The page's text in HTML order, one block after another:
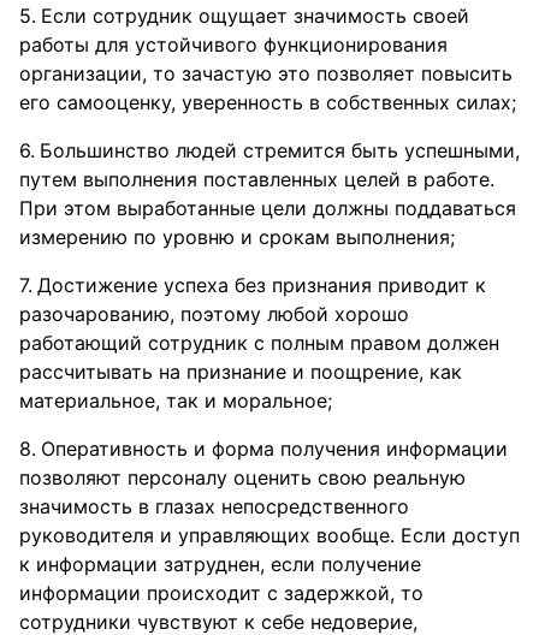
Если сотрудник ощущает значимость своей
работы для устойчивого функционирования
организации, то зачастую это позволяет повысить
его самооценку, уверенность в собственных силах;
Большинство людей стремится быть успешными,
путем выполнения поставленных целей в работе.
При этом выработанные цели должны поддаваться
измерению по уровню и срокам выполнения;
Достижение успеха без признания приводит к
разочарованию, поэтому любой хорошо
работающий сотрудник с полным правом должен
рассчитывать на признание и поощрение, как
материальное, так и моральное;
Оперативность и форма получения информации
позволяют персоналу оценить свою реальную
значимость в глазах непосредственного
руководителя и управляющих вообще. Если доступ
к информации затруднен, если получение
информации происходит с задержкой, то
сотрудники чувствуют к себе недоверие,